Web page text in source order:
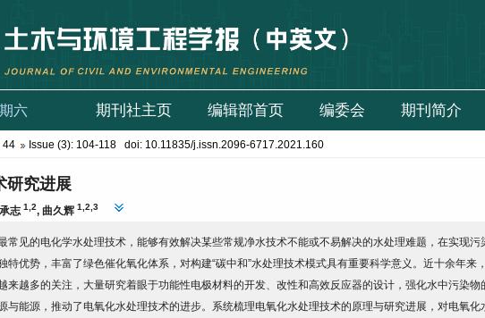
44 Issue (3): 104-118 doi: 10.11835/j.issn.2096-6717.2021.160
研究进展
志 1,2, 曲久辉 1,2,3
常见的电化学水处理技术，能够有效解决某些常规净水技术不能或不易解决的水处理难题，在实现污
特优势，丰富了绿色催化氧化体系，对构建“碳中和”水处理技术模式具有重要科学意义。近十余年来
来越多的关注，大量研究着眼于功能性电极材料的开发、改性和高效反应器的设计，强化水中污染物
与能源，推动了电氧化水处理技术的进步。系统梳理电氧化水处理技术的原理与研究进展，对电氧化